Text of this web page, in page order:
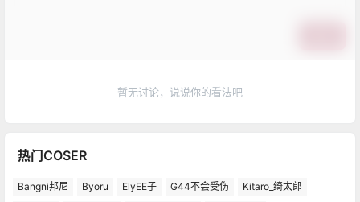
暂无讨论，说说你的看法吧
热门COSER
Bangni邦尼 Byoru ElyEE子 G44不会受伤 Kitaro_绮太郎